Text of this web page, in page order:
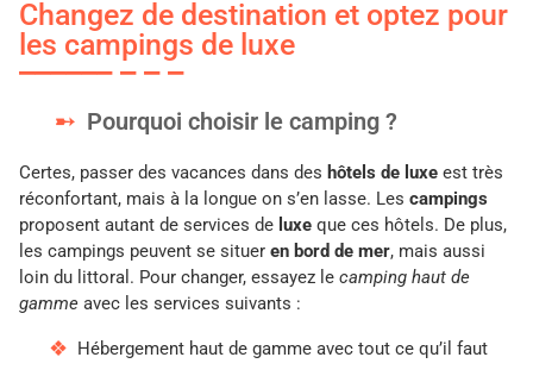
Changez de destination et optez pour
les campings de luxe
Pourquoi choisir le camping ?
Certes, passer des vacances dans des hôtels de luxe est très
réconfortant, mais à la longue on s’en lasse. Les campings
proposent autant de services de luxe que ces hôtels. De plus,
les campings peuvent se situer en bord de mer, mais aussi
loin du littoral. Pour changer, essayez le camping haut de
gamme avec les services suivants :
Hébergement haut de gamme avec tout ce qu’il faut